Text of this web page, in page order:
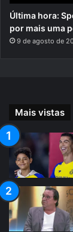
Última hora:
por mais uma
9 de agosto de
Mais vistas